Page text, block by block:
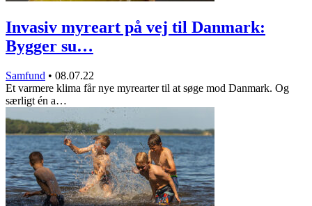
Invasiv myreart på vej til Danmark:
Bygger su…
Samfund • 08.07.22
Et varmere klima får nye myrearter til at søge mod Danmark. Og
særligt én a…